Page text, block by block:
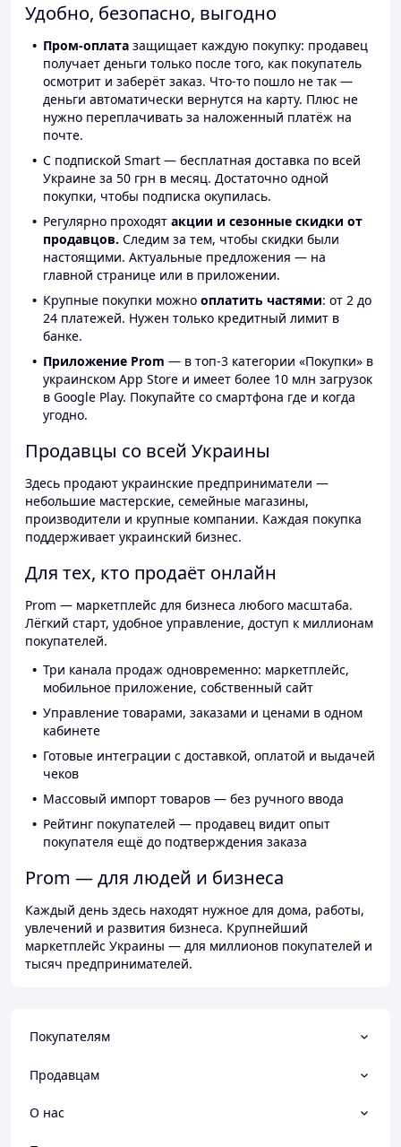
Удобно, безопасно, выгодно
Пром-оплата защищает каждую покупку: продавец
получает деньги только после того, как покупатель
осмотрит и заберёт заказ. Что-то пошло не так —
деньги автоматически вернутся на карту. Плюс не
нужно переплачивать за наложенный платёж на
почте.
С подпиской Smart — бесплатная доставка по всей
Украине за 50 грн в месяц. Достаточно одной
покупки, чтобы подписка окупилась.
Регулярно проходят акции и сезонные скидки от
продавцов. Следим за тем, чтобы скидки были
настоящими. Актуальные предложения — на
главной странице или в приложении.
Крупные покупки можно оплатить частями: от 2 до
24 платежей. Нужен только кредитный лимит в
банке.
Приложение Prom — в топ-3 категории «Покупки» в
украинском App Store и имеет более 10 млн загрузок
в Google Play. Покупайте со смартфона где и когда
угодно.
Продавцы со всей Украины
Здесь продают украинские предприниматели —
небольшие мастерские, семейные магазины,
производители и крупные компании. Каждая покупка
поддерживает украинский бизнес.
Для тех, кто продаёт онлайн
Prom — маркетплейс для бизнеса любого масштаба.
Лёгкий старт, удобное управление, доступ к миллионам
покупателей.
Три канала продаж одновременно: маркетплейс,
мобильное приложение, собственный сайт
Управление товарами, заказами и ценами в одном
кабинете
Готовые интеграции с доставкой, оплатой и выдачей
чеков
Массовый импорт товаров — без ручного ввода
Рейтинг покупателей — продавец видит опыт
покупателя ещё до подтверждения заказа
Prom — для людей и бизнеса
Каждый день здесь находят нужное для дома, работы,
увлечений и развития бизнеса. Крупнейший
маркетплейс Украины — для миллионов покупателей и
тысяч предпринимателей.
Покупателям
Продавцам
О нас